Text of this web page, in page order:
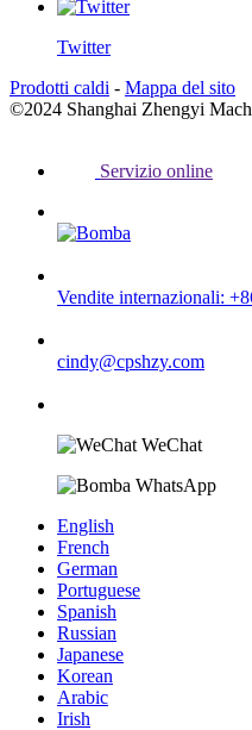
Twitter
Prodotti caldi - Mappa del sito
©2024 Shanghai Zhengyi
Servizio online
Vendite internazionali:
cindy@cpshzy.com
WeChat
WhatsApp
English
French
German
Portuguese
Spanish
Russian
Japanese
Korean
Arabic
Irish